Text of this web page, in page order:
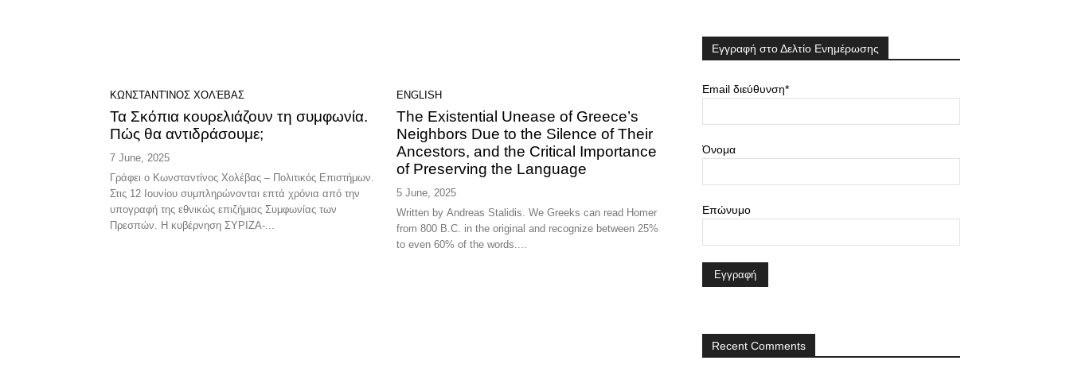
ΚΩΝΣΤΑΝΤΊΝΟΣ ΧΟΛΈΒΑΣ
Τα Σκόπια κουρελιάζουν τη συμφωνία.
Πώς θα αντιδράσουμε;
7 June, 2025
Γράφει ο Κωνσταντίνος Χολέβας – Πολιτικός Επιστήμων.
Στις 12 Ιουνίου συμπληρώνονται επτά χρόνια από την
υπογραφή της εθνικώς επιζήμιας Συμφωνίας των
Πρεσπών. Η κυβέρνηση ΣΥΡΙΖΑ-...
ENGLISH
The Existential Unease of Greece’s
Neighbors Due to the Silence of Their
Ancestors, and the Critical Importance
of Preserving the Language
5 June, 2025
Written by Andreas Stalidis. We Greeks can read Homer
from 800 B.C. in the original and recognize between 25%
to even 60% of the words....
Εγγραφή στο Δελτίο Ενημέρωσης
Email διεύθυνση*
Όνομα
Επώνυμο
Recent Comments